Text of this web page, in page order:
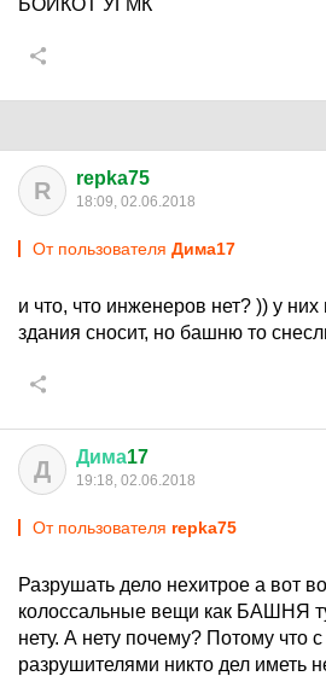
БОЙКОТ УГМК
R repka75
18:09, 02.06.2018
От пользователя Дима17
и что, что инженеров нет? )) у
здания сносит, но башню то
Д Дима17
19:18, 02.06.2018
От пользователя repka75
Разрушать дело нехитрое а вот
колоссальные вещи как БАШНЯ
нету. А нету почему? Потому что
разрушителями никто дел иметь